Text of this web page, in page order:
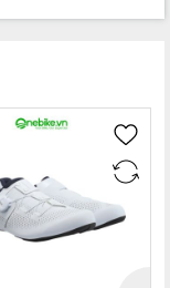
vào pedan, giày
mới tập chơi
khoá cứng vào
khách hàng chơi